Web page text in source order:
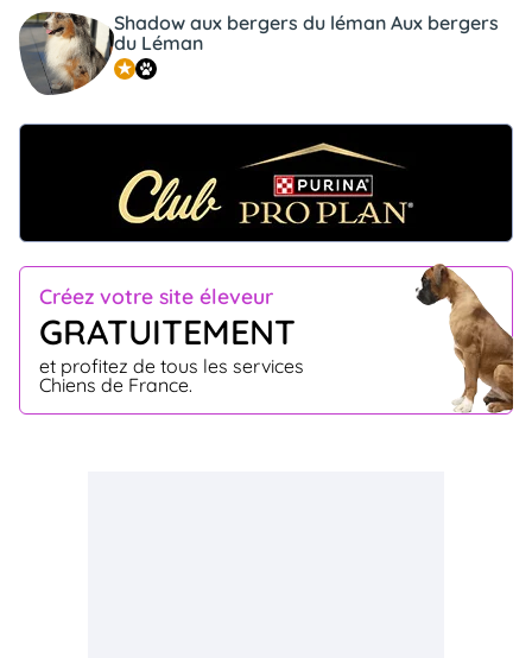
Créez votre site éleveur
GRATUITEMENT
et profitez de tous les services
Chiens de France.
Shadow aux bergers du léman Aux bergers
du Léman